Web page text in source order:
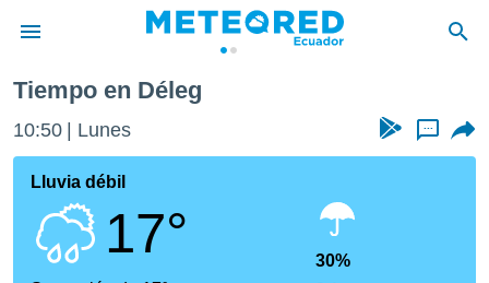
de
ha
para
que se
calidad.
Tiempo en Déleg
10:50 Lunes ...
Lluvia débil
17°
30%